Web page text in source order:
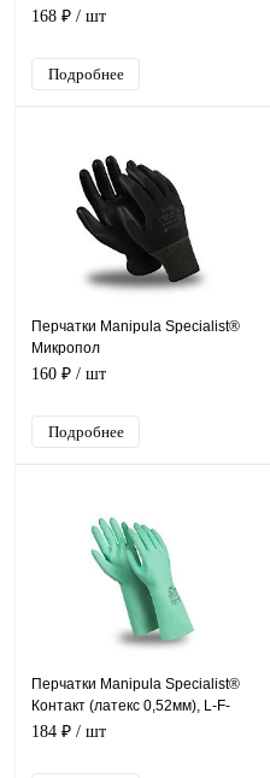
168 ₽ / шт
Подробнее
Перчатки Manipula Specialist®
Микропол
(нейлон+полиуретан), TPU-
160 ₽ / шт
Подробнее
Перчатки Manipula Specialist®
Контакт (латекс 0,52мм), L-F-
02/CG-945
184 ₽ / шт